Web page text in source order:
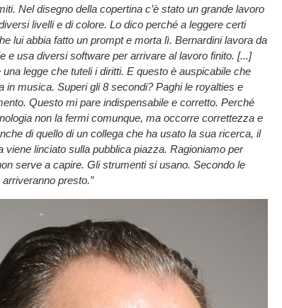
Nel disegno della copertina c’è stato un grande lavoro
livelli e di colore. Lo dico perché a leggere certi
lui abbia fatto un prompt e morta lì. Bernardini lavora da
e usa diversi software per arrivare al lavoro finito. [...]
legge che tuteli i diritti. E questo è auspicabile che
in musica. Superi gli 8 secondi? Paghi le royalties e
Questo mi pare indispensabile e corretto. Perché
non la fermi comunque, ma occorre correttezza e
di quello di un collega che ha usato la sua ricerca, il
viene linciato sulla pubblica piazza. Ragioniamo per
serve a capire. Gli strumenti si usano. Secondo le
presto.”